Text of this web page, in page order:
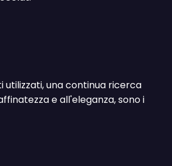
una continua ricerca
e all'eleganza, sono i